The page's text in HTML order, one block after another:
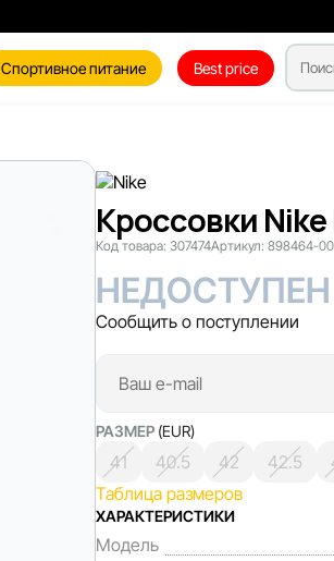
Спортивное питание Best price
Кроссовки
Код товара: 307474Артикул: 898464-
НЕДОСТУПЕН
Сообщить о поступлении
РАЗМЕР (EUR)
41 40.5 42 42.5
Таблица размеров
ХАРАКТЕРИСТИКИ
Модель